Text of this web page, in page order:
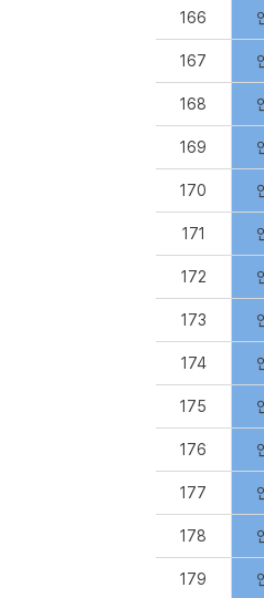
166
167
168
169
170
171
172
173
174
175
176
177
178
179